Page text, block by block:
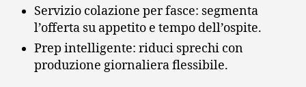
Servizio colazione per fasce: segmenta
l’offerta su appetito e tempo dell’ospite.
Prep intelligente: riduci sprechi con
produzione giornaliera flessibile.